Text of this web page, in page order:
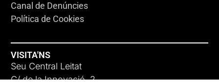
Canal de Denúncies
Política de Cookies
VISITA'NS
Seu Central Leitat
C/ de la Innovació, 2